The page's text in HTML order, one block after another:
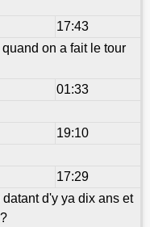
17:43
on a fait le tour
01:33
19:10
17:29
d'y ya dix ans et